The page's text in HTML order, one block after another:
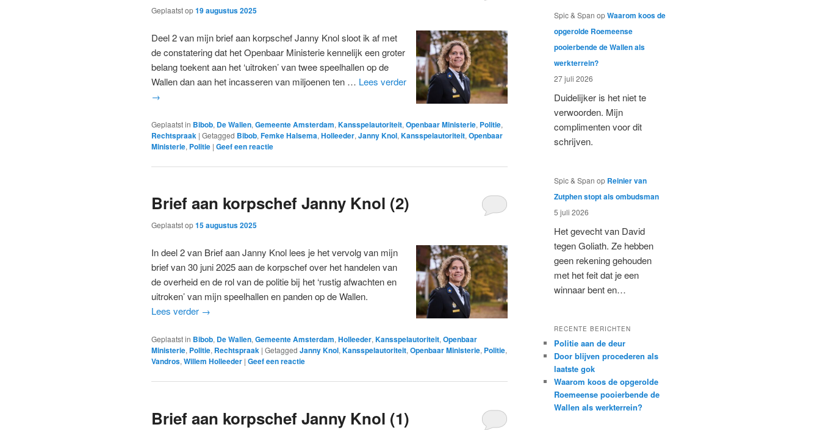
Geplaatst op19 augustus 2025
Deel 2 van mijn brief aan korpschef Janny Knol sloot ik af met
de constatering dat het Openbaar Ministerie kennelijk een groter
belang toekent aan het ‘uitroken’ van twee speelhallen op de
Wallen dan aan het incasseren van miljoenen ten … Lees verder
→
Geplaatst in Bibob, De Wallen, Gemeente Amsterdam, Kansspelautoriteit, Openbaar Ministerie, Politie,
Rechtspraak | Getagged Bibob, Femke Halsema, Holleeder, Janny Knol, Kansspelautoriteit, Openbaar
Ministerie, Politie | Geef een reactie
Brief aan korpschef Janny Knol (2)
Geplaatst op15 augustus 2025
In deel 2 van Brief aan Janny Knol lees je het vervolg van mijn
brief van 30 juni 2025 aan de korpschef over het handelen van
de overheid en de rol van de politie bij het ‘rustig afwachten en
uitroken’ van mijn speelhallen en panden op de Wallen.
Lees verder →
Geplaatst in Bibob, De Wallen, Gemeente Amsterdam, Holleeder, Kansspelautoriteit, Openbaar
Ministerie, Politie, Rechtspraak | Getagged Janny Knol, Kansspelautoriteit, Openbaar Ministerie, Politie,
Vandros, Willem Holleeder | Geef een reactie
Brief aan korpschef Janny Knol (1)
Spic & Span opWaarom koos de
opgerolde Roemeense
pooierbende de Wallen als
werkterrein?
27 juli 2026
Duidelijker is het niet te
verwoorden. Mijn
complimenten voor dit
schrijven.
Spic & Span op Reinier van
Zutphen stopt als ombudsman
5 juli 2026
Het gevecht van David
tegen Goliath. Ze hebben
geen rekening gehouden
met het feit dat je een
winnaar bent en…
RECENTE BERICHTEN
Politie aan de deur
Door blijven procederen als
laatste gok
Waarom koos de opgerolde
Roemeense pooierbende de
Wallen als werkterrein?